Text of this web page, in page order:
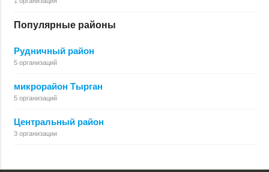
Популярные районы
Рудничный район
5 организаций
микрорайон Тырган
5 организаций
Центральный район
3 организации